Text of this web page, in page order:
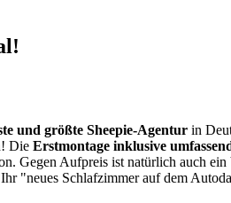
und größte Sheepie-Agentur in
Die Erstmontage inklusive
Gegen Aufpreis ist natürlich auch
"neues Schlafzimmer auf dem